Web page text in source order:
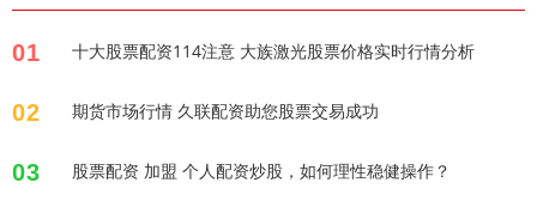
01 十大股票配资114注意 大族激光股票价格实时行情分析
02 期货市场行情 久联配资助您股票交易成功
03 股票配资 加盟 个人配资炒股，如何理性稳健操作？